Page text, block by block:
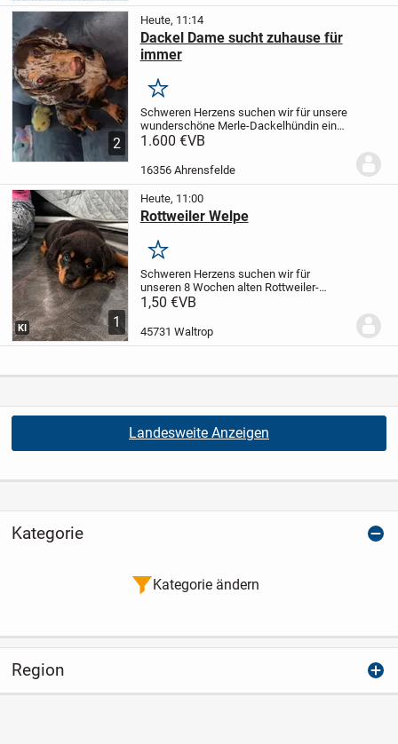
2
Heute, 11:14
Dackel Dame sucht zuhause für
immer
Merken
Schweren Herzens suchen wir für unsere
wunderschöne Merle-Dackelhündin ein
liebevolles Zuhause auf Lebenszeit.
und freundliche Hündin, die die Nähe zu
1.600 €VB
16356 Ahrensfelde
1
KI
Heute, 11:00
Rottweiler Welpe
Merken
Schweren Herzens suchen wir für
unseren 8 Wochen alten Rottweiler-
Welpen ein neues, liebevolles und
Welpe ist:8 Wochen alt
Tierpass...
1,50 €VB
45731 Waltrop
Landesweite Anzeigen
Kategorie
Kategorie ändern
Region